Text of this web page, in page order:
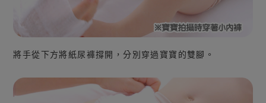
將手從下方將紙尿褲撐開，分別穿過寶寶的雙腳。